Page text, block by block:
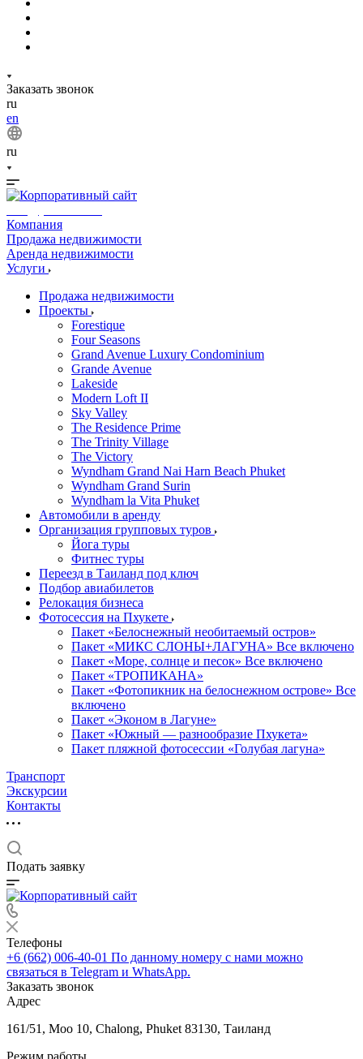
Заказать звонок
ru
en
ru
Компания
Продажа недвижимости
Аренда недвижимости
Услуги
Продажа недвижимости
Проекты
Forestique
Four Seasons
Grand Avenue Luxury Condominium
Grande Avenue
Lakeside
Modern Loft II
Sky Valley
The Residence Prime
The Trinity Village
The Victory
Wyndham Grand Nai Harn Beach Phuket
Wyndham Grand Surin
Wyndham la Vita Phuket
Автомобили в аренду
Организация групповых туров
Йога туры
Фитнес туры
Переезд в Таиланд под ключ
Подбор авиабилетов
Релокация бизнеса
Фотоcессия на Пхукете
Пакет «Белоснежный необитаемый остров»
Пакет «МИКС СЛОНЫ+ЛАГУНА» Все включено
Пакет «Море, солнце и песок» Все включено
Пакет «ТРОПИКАНА»
Пакет «Фотопикник на белоснежном острове» Все
включено
Пакет «Эконом в Лагуне»
Пакет «Южный — разнообразие Пхукета»
Пакет пляжной фотосессии «Голубая лагуна»
Транспорт
Экскурсии
Контакты
Подать заявку
Телефоны
+6 (662) 006-40-01 По данному номеру с нами можно
связаться в Telegram и WhatsApp.
Заказать звонок
Адрес
161/51, Moo 10, Chalong, Phuket 83130, Таиланд
Режим работы